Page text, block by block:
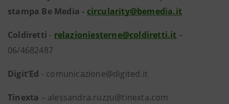
stampa Be Media - circularity@bemedia.it
Coldiretti - relazioniesterne@coldiretti.it –
06/4682487
Digit’Ed - comunicazione@digited.it
Tinexta – alessandra.ruzzu@tinexta.com